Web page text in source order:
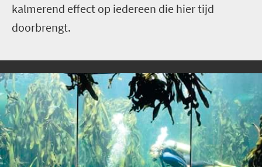
kalmerend effect op iedereen die hier tijd
doorbrengt.